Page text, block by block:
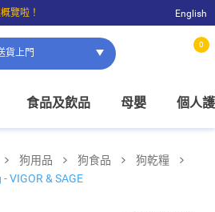
覽啦！
即可免費店取。
English
貨上門
0
食品及飲品 母嬰 個人
狗用品 狗食品
狗乾糧
VIGOR & SAGE